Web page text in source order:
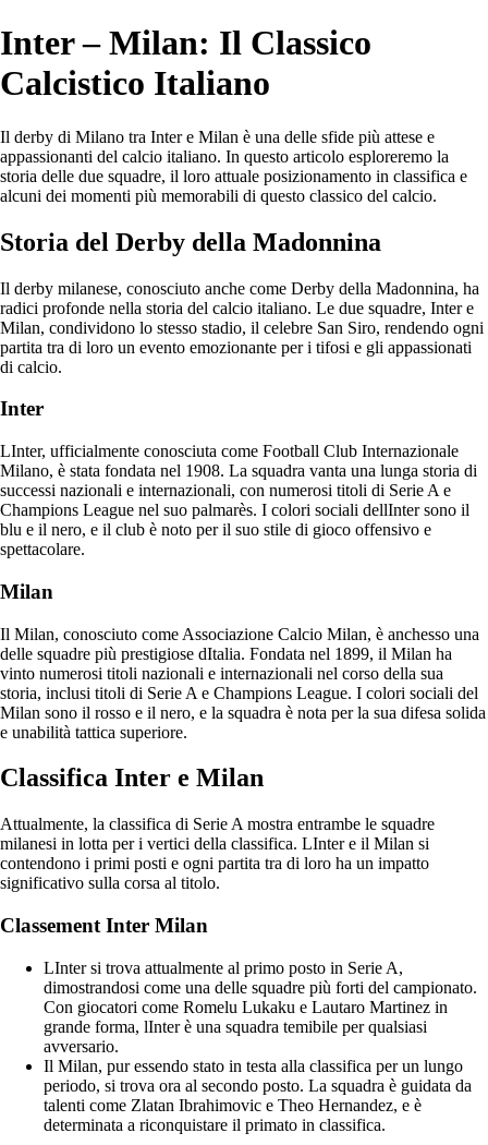
Inter – Milan: Il Classico
Calcistico Italiano
Il derby di Milano tra Inter e Milan è una delle sfide più attese e
appassionanti del calcio italiano. In questo articolo esploreremo la
storia delle due squadre, il loro attuale posizionamento in classifica e
alcuni dei momenti più memorabili di questo classico del calcio.
Storia del Derby della Madonnina
Il derby milanese, conosciuto anche come Derby della Madonnina, ha
radici profonde nella storia del calcio italiano. Le due squadre, Inter e
Milan, condividono lo stesso stadio, il celebre San Siro, rendendo ogni
partita tra di loro un evento emozionante per i tifosi e gli appassionati
di calcio.
Inter
LInter, ufficialmente conosciuta come Football Club Internazionale
Milano, è stata fondata nel 1908. La squadra vanta una lunga storia di
successi nazionali e internazionali, con numerosi titoli di Serie A e
Champions League nel suo palmarès. I colori sociali dellInter sono il
blu e il nero, e il club è noto per il suo stile di gioco offensivo e
spettacolare.
Milan
Il Milan, conosciuto come Associazione Calcio Milan, è anchesso una
delle squadre più prestigiose dItalia. Fondata nel 1899, il Milan ha
vinto numerosi titoli nazionali e internazionali nel corso della sua
storia, inclusi titoli di Serie A e Champions League. I colori sociali del
Milan sono il rosso e il nero, e la squadra è nota per la sua difesa solida
e unabilità tattica superiore.
Classifica Inter e Milan
Attualmente, la classifica di Serie A mostra entrambe le squadre
milanesi in lotta per i vertici della classifica. LInter e il Milan si
contendono i primi posti e ogni partita tra di loro ha un impatto
significativo sulla corsa al titolo.
Classement Inter Milan
LInter si trova attualmente al primo posto in Serie A,
dimostrandosi come una delle squadre più forti del campionato.
Con giocatori come Romelu Lukaku e Lautaro Martinez in
grande forma, lInter è una squadra temibile per qualsiasi
avversario.
Il Milan, pur essendo stato in testa alla classifica per un lungo
periodo, si trova ora al secondo posto. La squadra è guidata da
talenti come Zlatan Ibrahimovic e Theo Hernandez, e è
determinata a riconquistare il primato in classifica.